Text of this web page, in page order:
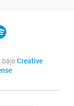
bajo Creative